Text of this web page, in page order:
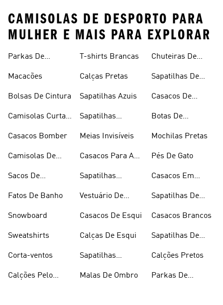
CAMISOLAS DE DESPORTO PARA
MULHER E MAIS PARA EXPLORAR
Parkas De
Macacões
Bolsas De Cintura
Camisolas Curtas
Casacos Bomber
Camisolas De
Sacos De
Fatos De Banho
Snowboard
Sweatshirts
Corta-ventos
Calções Pelo
T-shirts Brancas
Calças Pretas
Sapatilhas Azuis
Sapatilhas
Meias Invisíveis
Casacos Para A
Sapatilhas
Vestuário De
Casacos De Esqui
Calças De Esqui
Sapatilhas
Malas De Ombro
Chuteiras De
Sapatilhas De
Casacos De
Botas De
Mochilas Pretas
Pés De Gato
Casacos Em
Sapatilhas De
Casacos Brancos
Sapatilhas De
Calções Pretos
Parkas De